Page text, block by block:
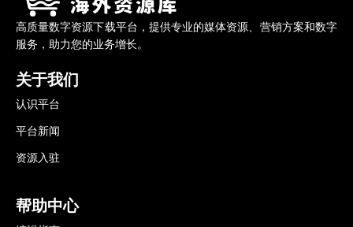
高质量数字资源下载平台，提供专业的媒体资源、营销方案和数字
服务，助力您的业务增长。
关于我们
认识平台
平台新闻
资源入驻
帮助中心